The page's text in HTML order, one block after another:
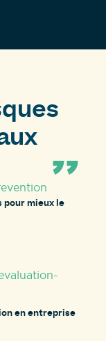
pour mieux le
en entreprise